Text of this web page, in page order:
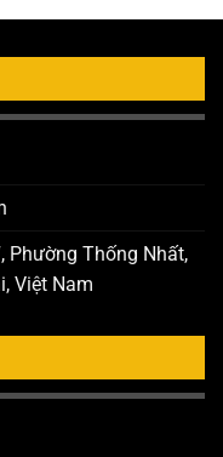
Phường Thống Nhất,
Việt Nam